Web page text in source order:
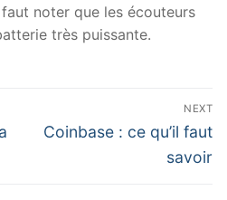
noter que les écouteurs
très puissante.
NEXT
Next
Coinbase : ce qu’il faut
savoir